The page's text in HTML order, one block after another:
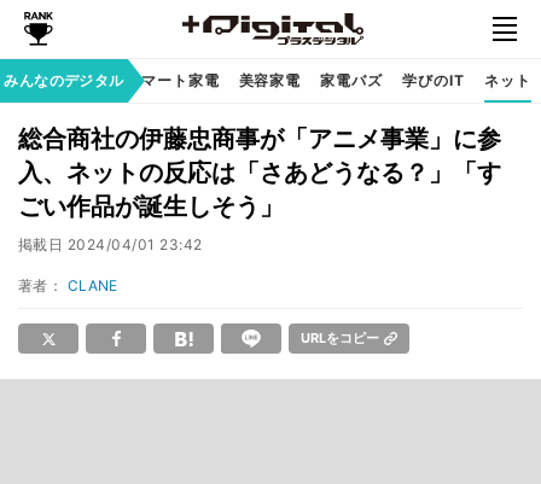
みんなのデジタル
族のデジタル スマート家電 美容家電 家電バズ 学びのIT ネット
総合商社の伊藤忠商事が「アニメ事業」に参
入、ネットの反応は「さあどうなる？」「す
ごい作品が誕生しそう」
掲載日 2024/04/01 23:42
著者： CLANE
URLをコピー